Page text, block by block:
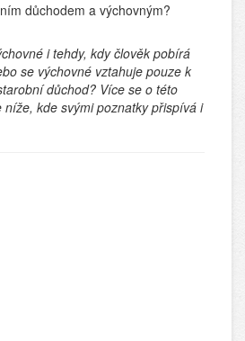
důchodem a výchovným?
i tehdy, kdy člověk pobírá
se výchovné vztahuje pouze k
důchod? Více se o této
kde svými poznatky přispívá i